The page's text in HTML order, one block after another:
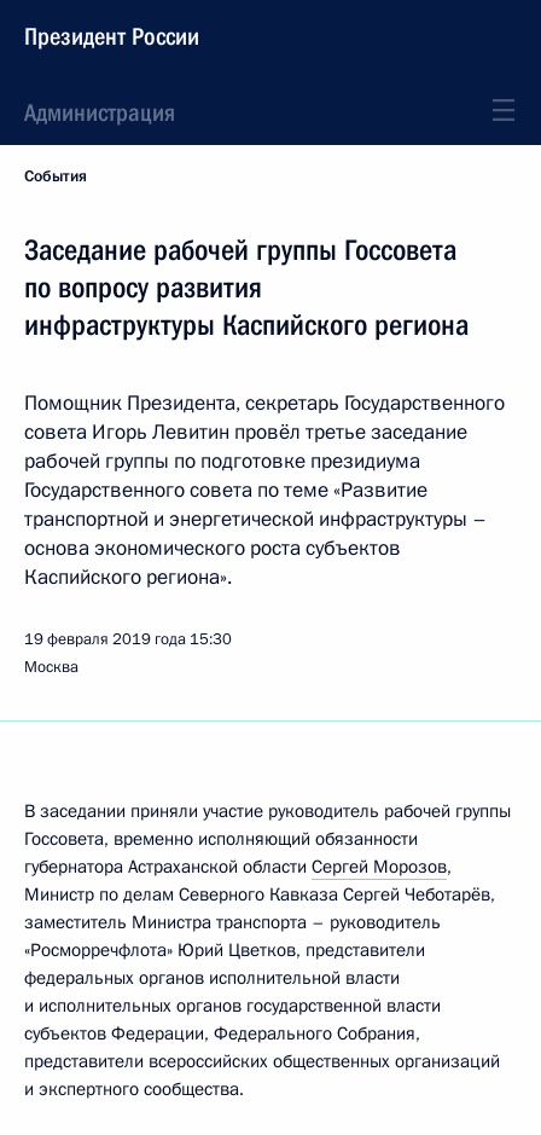
Президент России
Администрация
События
Заседание рабочей группы Госсовета
по вопросу развития
инфраструктуры Каспийского региона
Помощник Президента, секретарь Государственного
совета Игорь Левитин провёл третье заседание
рабочей группы по подготовке президиума
Государственного совета по теме «Развитие
транспортной и энергетической инфраструктуры –
основа экономического роста субъектов
Каспийского региона».
19 февраля 2019 года 15:30
Москва
В заседании приняли участие руководитель рабочей группы
Госсовета, временно исполняющий обязанности
губернатора Астраханской области Сергей Морозов,
Министр по делам Северного Кавказа Сергей Чеботарёв,
заместитель Министра транспорта – руководитель
«Росморречфлота» Юрий Цветков, представители
федеральных органов исполнительной власти
и исполнительных органов государственной власти
субъектов Федерации, Федерального Собрания,
представители всероссийских общественных организаций
и экспертного сообщества.